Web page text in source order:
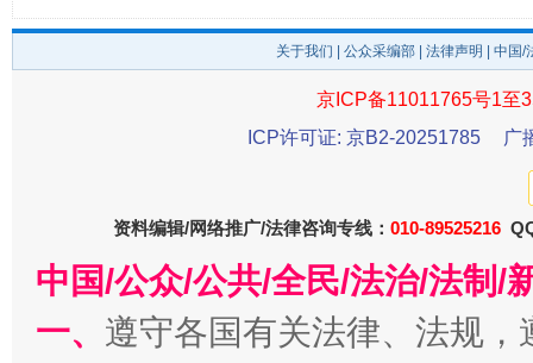
受贿1.44亿！段成刚被判无期 从幼
全民健身五年计划来了！等你上场
关于我们 公众采编部 法律声明 | 中国
京ICP备11011765号1至
ICP许可证: 京B2-20251785
广
资料编辑/网络推广/法律咨询专线： 010-89525216
中国/公众/公共/全民/法治/法制/
一、 遵守各国有关法律、法规